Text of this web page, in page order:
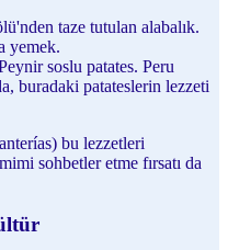
taze tutulan alabalık.
yemek.
soslu patates. Peru
buradaki patateslerin lezzeti
bu lezzetleri
sohbetler etme fırsatı da